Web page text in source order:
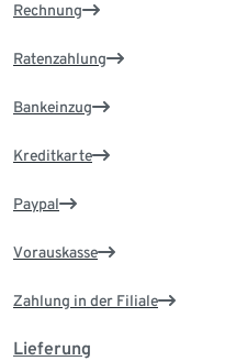
Rechnung
Ratenzahlung
Bankeinzug
Kreditkarte
Paypal
Vorauskasse
Zahlung in der Filiale
Lieferung